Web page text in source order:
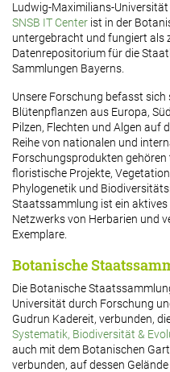
Ludwig-Maximilians-Universität
SNSB IT Center ist in der
untergebracht und fungiert als
Datenrepositorium für die
Sammlungen Bayerns.
Unsere Forschung befasst
Blütenpflanzen aus Europa,
Pilzen, Flechten und Algen auf
Reihe von nationalen und
Forschungsprodukten gehören
floristische Projekte,
Phylogenetik und
Staatssammlung ist ein
Netzwerks von Herbarien und
Exemplare.
Botanische
Die Botanische
Universität durch Forschung
Gudrun Kadereit, verbunden,
Systematik, Biodiversität &
auch mit dem Botanischen
verbunden, auf dessen